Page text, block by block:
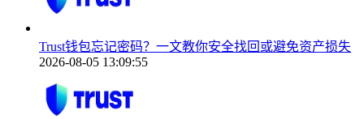
Trust钱包忘记密码？一文教你安全找回或避免资产损失
2026-08-05 13:09:55